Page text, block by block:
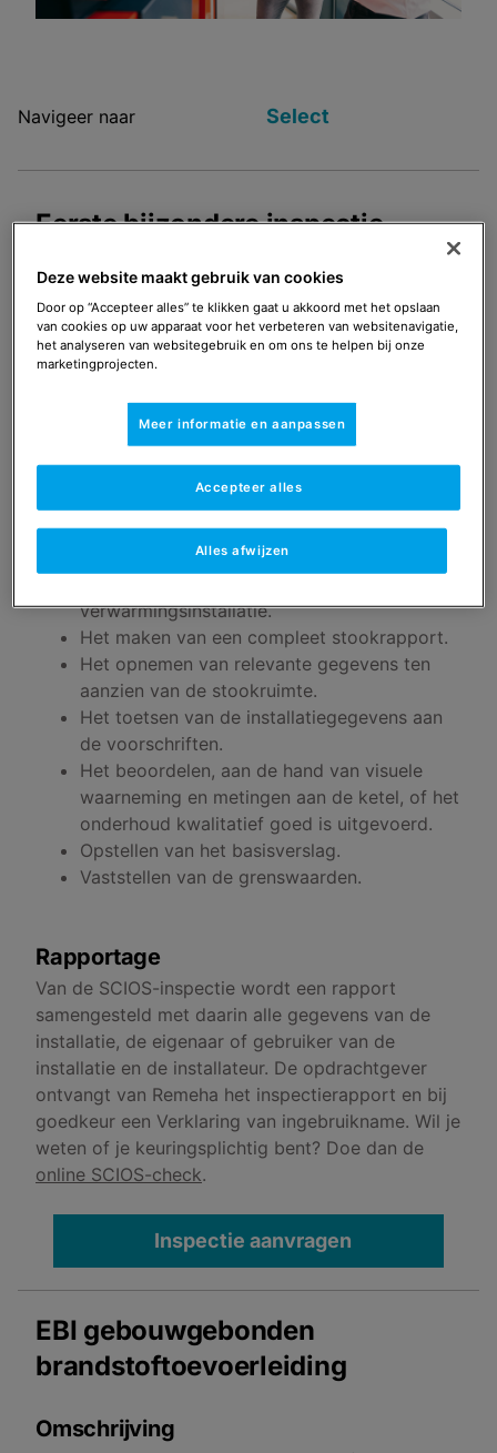
Navigeer naar Select
Eerste bijzondere inspectie
Omschrijving
Een EBI bevoegde medewerker (hierna EBI-
er) voert de inspectie uit en stelt een
Basisverslag op. Het Basisverslag is een
voorwaarde voor het zelfstandig uitvoeren
van PI en PO door bevoegde medewerkers
(hierna PI-er en PO-er).
verbranding (indien nodig).
Het controleren en afstellen van de
verwarmingsinstallatie.
Het maken van een compleet stookrapport.
Het opnemen van relevante gegevens ten
aanzien van de stookruimte.
Het toetsen van de installatiegegevens aan
de voorschriften.
Het beoordelen, aan de hand van visuele
waarneming en metingen aan de ketel, of het
onderhoud kwalitatief goed is uitgevoerd.
Opstellen van het basisverslag.
Vaststellen van de grenswaarden.
Rapportage
Van de SCIOS-inspectie wordt een rapport
samengesteld met daarin alle gegevens van de
installatie, de eigenaar of gebruiker van de
installatie en de installateur. De opdrachtgever
ontvangt van Remeha het inspectierapport en bij
goedkeur een Verklaring van ingebruikname. Wil je
weten of je keuringsplichtig bent? Doe dan de
online SCIOS-check.
Inspectie aanvragen
EBI gebouwgebonden
brandstoftoevoerleiding
Omschrijving
Deze website maakt gebruik van cookies
Door op “Accepteer alles” te klikken gaat u akkoord met het opslaan
van cookies op uw apparaat voor het verbeteren van websitenavigatie,
het analyseren van websitegebruik en om ons te helpen bij onze
marketingprojecten.
Meer informatie en aanpassen
Alles afwijzen
Accepteer alles